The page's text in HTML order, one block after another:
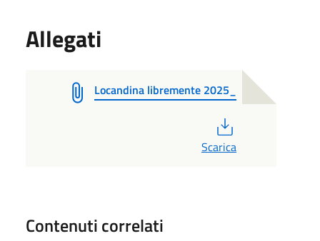
Allegati
Locandina libremente 2025_
Scarica
Contenuti correlati